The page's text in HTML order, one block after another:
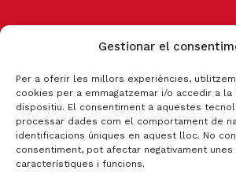
Gestionar el
Per a oferir les millors experiències,
cookies per a emmagatzemar i/o accedir a
dispositiu. El consentiment a aquestes
processar dades com el comportament de
identificacions úniques en aquest lloc. No
consentiment, pot afectar negativament
característiques i funcions.
CANAL DE DENÚNCIA